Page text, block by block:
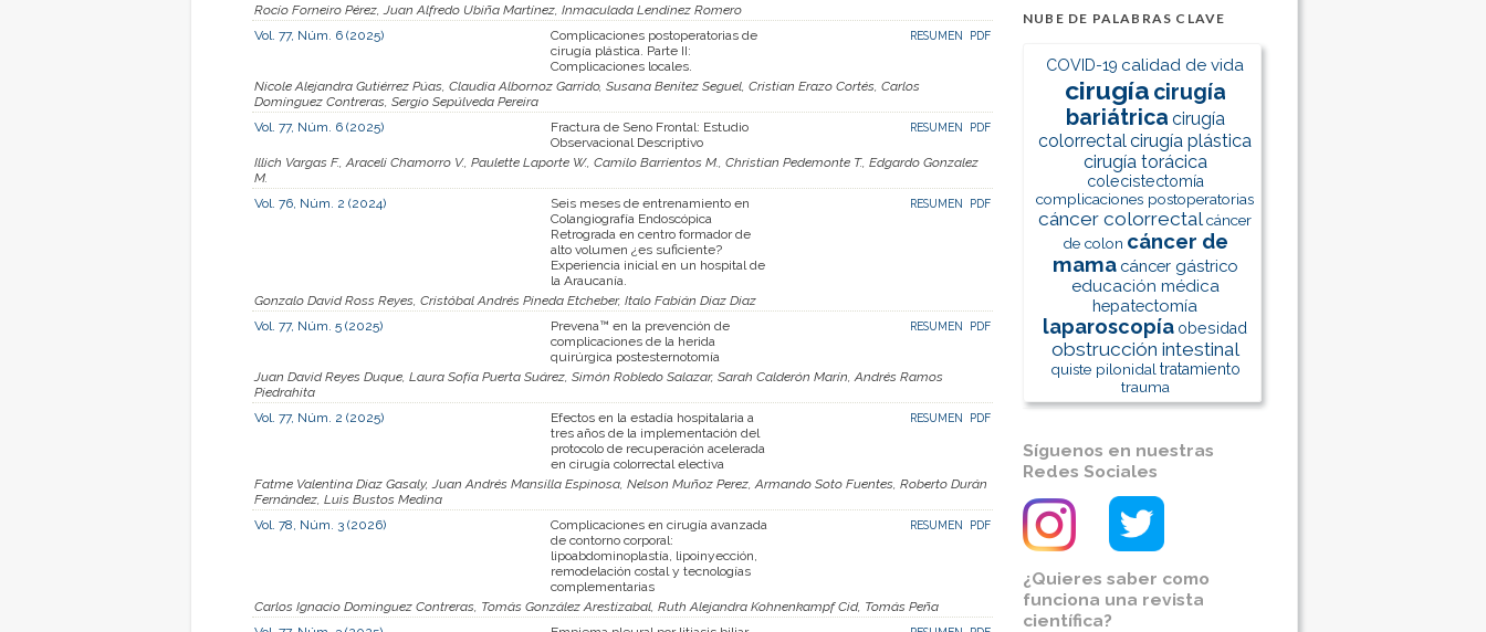
NUBE DE PALABRAS CLAVE
COVID-19 calidad de vida
cirugía cirugía
bariátrica cirugía
colorrectalcirugía plástica
cirugía torácica
colecistectomía
complicaciones postoperatorias
cáncer colorrectalcáncer
de colon cáncer de
mama cáncer gástrico
educación médica
hepatectomía
laparoscopía obesidad
obstrucción intestinal
quiste pilonidal tratamiento
trauma
Síguenos en nuestras
Redes Sociales
¿Quieres saber como
funciona una revista
científica?
Rocío Forneiro Pérez, Juan Alfredo Ubiña Martínez, Inmaculada Lendínez Romero
Vol. 77, Núm. 6 (2025)
Complicaciones postoperatorias de
cirugía plástica. Parte II:
Complicaciones locales.
RESUMEN PDF
Nicole Alejandra Gutiérrez Púas, Claudia Albornoz Garrido, Susana Benítez Seguel, Cristian Erazo Cortés, Carlos
Domínguez Contreras, Sergio Sepúlveda Pereira
Vol. 77, Núm. 6 (2025)
Fractura de Seno Frontal: Estudio
Observacional Descriptivo
RESUMEN PDF
Illich Vargas F., Araceli Chamorro V., Paulette Laporte W., Camilo Barrientos M., Christian Pedemonte T., Edgardo Gonzalez
M.
Vol. 76, Núm. 2 (2024)
Seis meses de entrenamiento en
Colangiografía Endoscópica
Retrograda en centro formador de
alto volumen ¿es suficiente?
Experiencia inicial en un hospital de
la Araucanía.
RESUMEN PDF
Gonzalo David Ross Reyes, Cristóbal Andrés Pineda Etcheber, Italo Fabián Diaz Diaz
Vol. 77, Núm. 5 (2025)
Prevena™ en la prevención de
complicaciones de la herida
quirúrgica postesternotomía
RESUMEN PDF
Juan David Reyes Duque, Laura Sofía Puerta Suárez, Simón Robledo Salazar, Sarah Calderón Marín, Andrés Ramos
Piedrahita
Vol. 77, Núm. 2 (2025)
Efectos en la estadía hospitalaria a
tres años de la implementación del
protocolo de recuperación acelerada
en cirugía colorrectal electiva
RESUMEN PDF
Fatme Valentina Diaz Gasaly, Juan Andrés Mansilla Espinosa, Nelson Muñoz Perez, Armando Soto Fuentes, Roberto Durán
Fernández, Luis Bustos Medina
Vol. 78, Núm. 3 (2026)
Complicaciones en cirugía avanzada
de contorno corporal:
lipoabdominoplastía, lipoinyección,
remodelación costal y tecnologías
complementarias
RESUMEN PDF
Carlos Ignacio Dominguez Contreras, Tomás González Arestizabal, Ruth Alejandra Kohnenkampf Cid, Tomás Peña